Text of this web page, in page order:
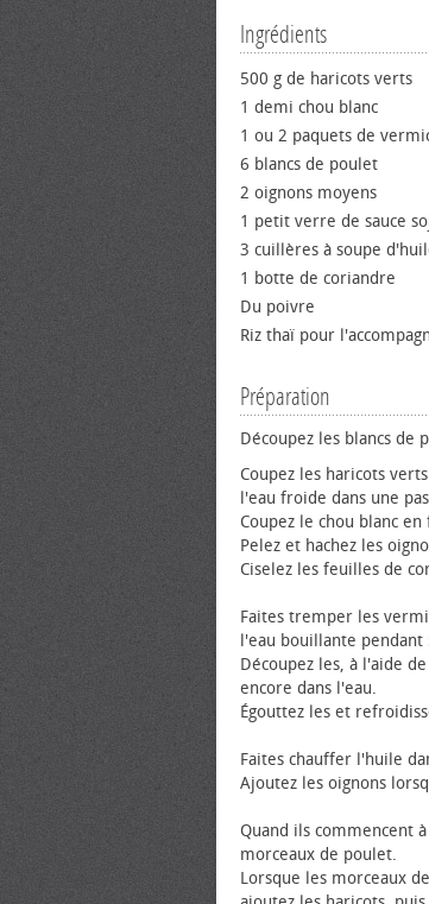
Ingrédients
500 g de haricots verts
1 demi chou blanc
1 ou 2 paquets de
6 blancs de poulet
2 oignons moyens
1 petit verre de sauce
3 cuillères à soupe
1 botte de coriandre
Du poivre
Riz thaï pour
Préparation
Découpez les blancs de
Coupez les haricots
l'eau froide dans une
Coupez le chou blanc
Pelez et hachez les
Ciselez les feuilles de
Faites tremper les
l'eau bouillante pendant
Découpez les, à l'aide
encore dans l'eau.
Égouttez les et
Faites chauffer l'huile
Ajoutez les oignons
Quand ils commencent
morceaux de poulet.
Lorsque les morceaux